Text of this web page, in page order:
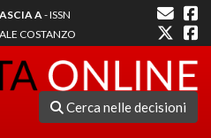
A- ISSN
COSTANZO
Cerca nelle decisioni